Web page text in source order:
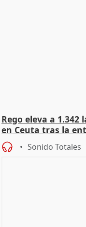
Rego eleva a
en Ceuta tras la
Sonido Totales